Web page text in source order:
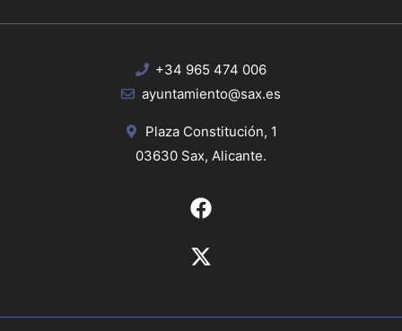
+34 965 474 006
ayuntamiento@sax.es
Plaza Constitución, 1
03630 Sax, Alicante.